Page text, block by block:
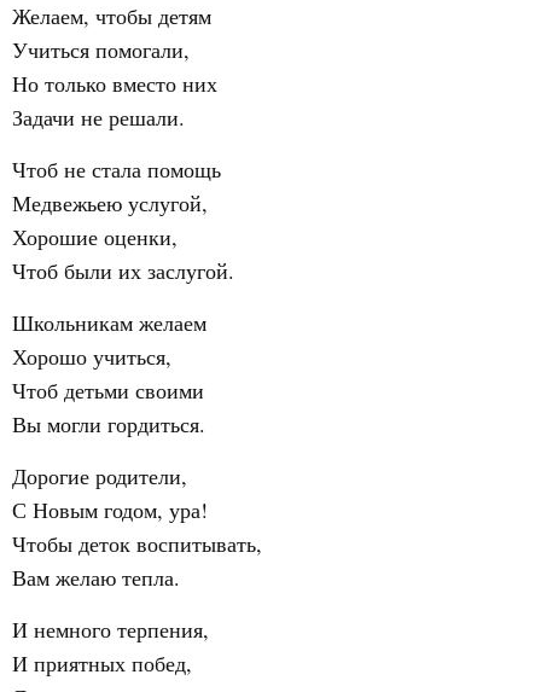
Желаем, чтобы детям
Учиться помогали,
Но только вместо них
Задачи не решали.
Чтоб не стала помощь
Медвежьею услугой,
Хорошие оценки,
Чтоб были их заслугой.
Школьникам желаем
Хорошо учиться,
Чтоб детьми своими
Вы могли гордиться.
Дорогие родители,
С Новым годом, ура!
Чтобы деток воспитывать,
Вам желаю тепла.
И немного терпения,
И приятных побед,